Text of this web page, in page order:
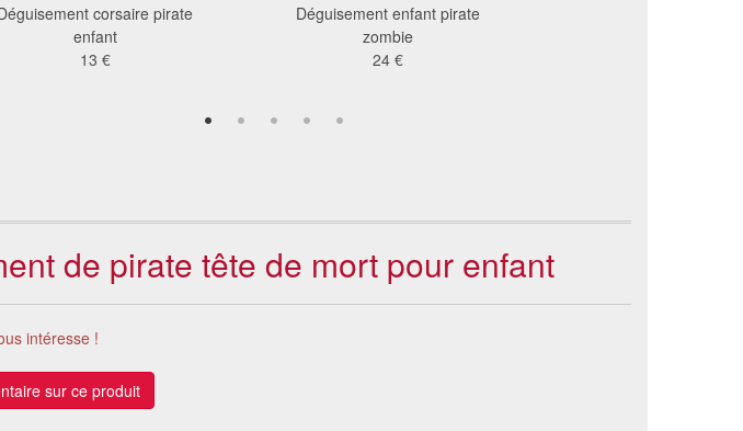
corsaire pirate
enfant
13 €
Déguisement enfant pirate
zombie
24 €
de pirate tête de mort pour enfant
intéresse !
sur ce produit